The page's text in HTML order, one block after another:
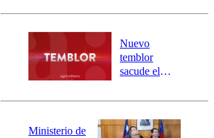
Carahue por
río Damas:
activa
mensajería
SAE
Nuevo
temblor
sacude el
revisa la
epicentro
Ministerio de